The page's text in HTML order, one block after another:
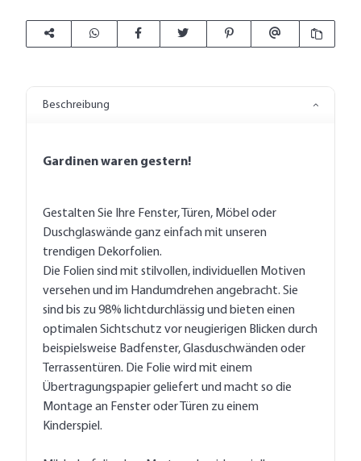
Gestalten Sie Ihre Fenster, Türen, Möbel oder
Duschglaswände ganz einfach mit unseren
trendigen Dekorfolien.
Die Folien sind mit stilvollen, individuellen Motiven
versehen und im Handumdrehen angebracht. Sie
sind bis zu 98% lichtdurchlässig und bieten einen
optimalen Sichtschutz vor neugierigen Blicken durch
beispielsweise Badfenster, Glasduschwänden oder
Terrassentüren. Die Folie wird mit einem
Übertragungspapier geliefert und macht so die
Montage an Fenster oder Türen zu einem